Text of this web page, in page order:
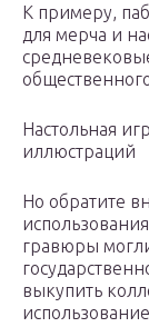
К примеру,
для мерча и
Настольная
иллюстраций
Но обратите
гравюры
выкупить